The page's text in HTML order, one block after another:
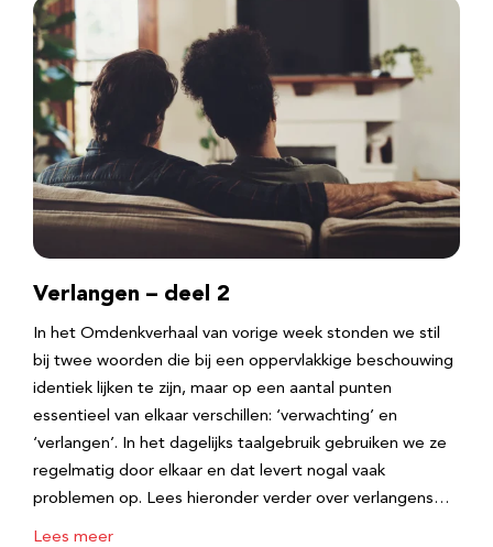
Verlangen – deel 2
In het Omdenkverhaal van vorige week stonden we stil
bij twee woorden die bij een oppervlakkige beschouwing
identiek lijken te zijn, maar op een aantal punten
essentieel van elkaar verschillen: ‘verwachting’ en
‘verlangen’. In het dagelijks taalgebruik gebruiken we ze
regelmatig door elkaar en dat levert nogal vaak
problemen op. Lees hieronder verder over verlangens…
Lees meer